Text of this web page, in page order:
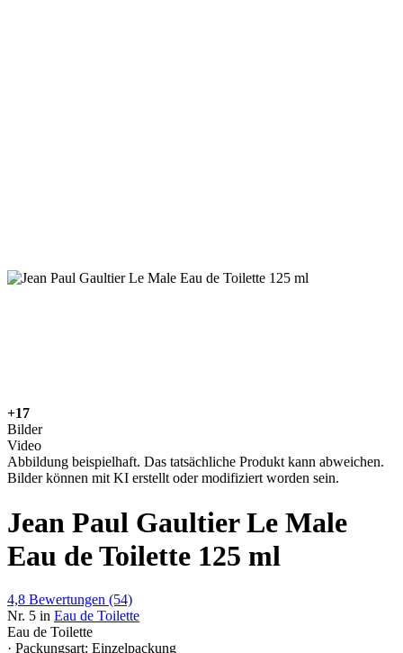
+17
Bilder
Video
Abbildung beispielhaft. Das tatsächliche Produkt kann abweichen.
Bilder können mit KI erstellt oder modifiziert worden sein.
Jean Paul Gaultier Le Male
Eau de Toilette 125 ml
4,8 Bewertungen (54)
Nr. 5 in Eau de Toilette
Eau de Toilette
· Packungsart: Einzelpackung